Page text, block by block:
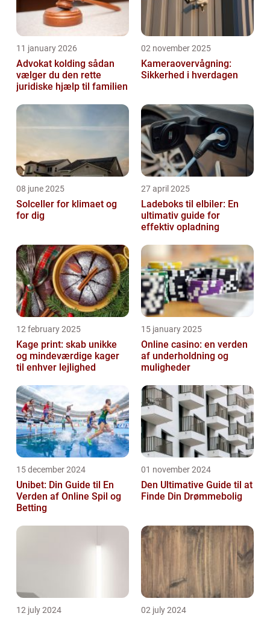
11 january 2026
Advokat kolding sådan
vælger du den rette
juridiske hjælp til familien
02 november 2025
Kameraovervågning:
Sikkerhed i hverdagen
08 june 2025
Solceller for klimaet og
for dig
27 april 2025
Ladeboks til elbiler: En
ultimativ guide for
effektiv opladning
12 february 2025
Kage print: skab unikke
og mindeværdige kager
til enhver lejlighed
15 january 2025
Online casino: en verden
af underholdning og
muligheder
15 december 2024
Unibet: Din Guide til En
Verden af Online Spil og
Betting
01 november 2024
Den Ultimative Guide til at
Finde Din Drømmebolig
12 july 2024 02 july 2024